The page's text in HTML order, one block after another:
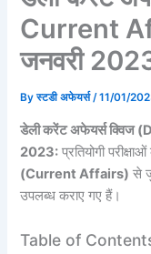
Current
जनवरी
Byस्टडी अफेयर्स/11/01/
डेली करेंट अफेयर्स क्विज
2023: प्रतियोगी
(Current Affairs) से
उपलब्ध कराए गए हैं।
Table of